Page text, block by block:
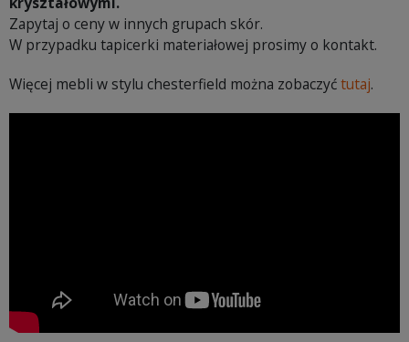
Zapytaj o ceny w innych grupach skór.
W przypadku tapicerki materiałowej prosimy o kontakt.
Więcej mebli w stylu chesterfield można zobaczyćtutaj.